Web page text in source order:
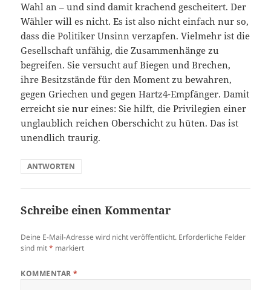
Wahl an – und sind damit krachend gescheitert. Der
Wähler will es nicht. Es ist also nicht einfach nur so,
dass die Politiker Unsinn verzapfen. Vielmehr ist die
Gesellschaft unfähig, die Zusammenhänge zu
begreifen. Sie versucht auf Biegen und Brechen,
ihre Besitzstände für den Moment zu bewahren,
gegen Griechen und gegen Hartz4-Empfänger. Damit
erreicht sie nur eines: Sie hilft, die Privilegien einer
unglaublich reichen Oberschicht zu hüten. Das ist
unendlich traurig.
ANTWORTEN
Schreibe einen Kommentar
Deine E-Mail-Adresse wird nicht veröffentlicht. Erforderliche Felder
sind mit* markiert
KOMMENTAR*